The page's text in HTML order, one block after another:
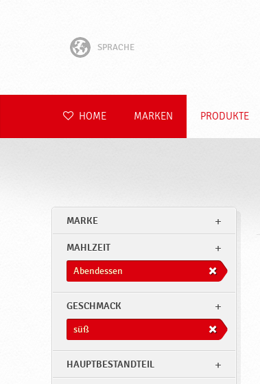
SPRACHE
Hrvatski
Polski
Română
HOME MARKEN PRODUKTE
MARKE
MAHLZEIT
Abendessen
GESCHMACK
süß
HAUPTBESTANDTEIL